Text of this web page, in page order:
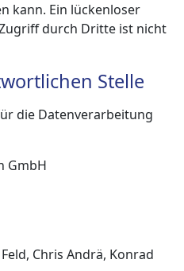
kann. Ein lückenloser
durch Dritte ist nicht
Stelle
die Datenverarbeitung
GmbH
Chris Andrä, Konrad